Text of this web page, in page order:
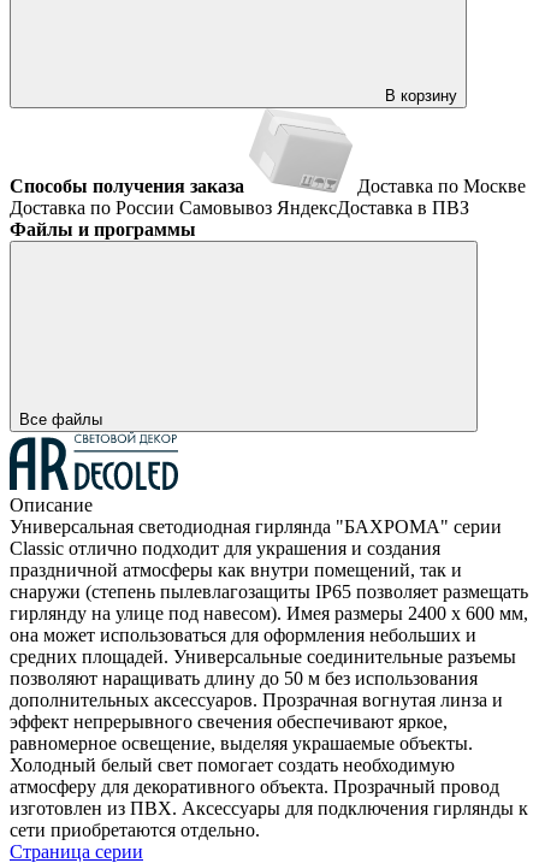
В корзину
Способы получения заказа
Доставка по Москве
Доставка по России Самовывоз ЯндексДоставка в ПВЗ
Файлы и программы
Все файлы
Описание
Универсальная светодиодная гирлянда "БАХРОМА" серии
Classic отлично подходит для украшения и создания
праздничной атмосферы как внутри помещений, так и
снаружи (степень пылевлагозащиты IP65 позволяет размещать
гирлянду на улице под навесом). Имея размеры 2400 x 600 мм,
она может использоваться для оформления небольших и
средних площадей. Универсальные соединительные разъемы
позволяют наращивать длину до 50 м без использования
дополнительных аксессуаров. Прозрачная вогнутая линза и
эффект непрерывного свечения обеспечивают яркое,
равномерное освещение, выделяя украшаемые объекты.
Холодный белый свет помогает создать необходимую
атмосферу для декоративного объекта. Прозрачный провод
изготовлен из ПВХ. Аксессуары для подключения гирлянды к
сети приобретаются отдельно.
Страница серии